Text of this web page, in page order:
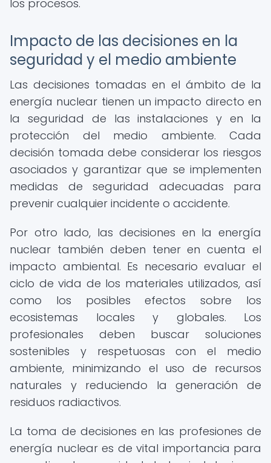
los procesos.
Impacto de las decisiones en la
seguridad y el medio ambiente
Las decisiones tomadas en el ámbito de la
energía nuclear tienen un impacto directo en
la seguridad de las instalaciones y en la
protección del medio ambiente. Cada
decisión tomada debe considerar los riesgos
asociados y garantizar que se implementen
medidas de seguridad adecuadas para
prevenir cualquier incidente o accidente.
Por otro lado, las decisiones en la energía
nuclear también deben tener en cuenta el
impacto ambiental. Es necesario evaluar el
ciclo de vida de los materiales utilizados, así
como los posibles efectos sobre los
ecosistemas locales y globales. Los
profesionales deben buscar soluciones
sostenibles y respetuosas con el medio
ambiente, minimizando el uso de recursos
naturales y reduciendo la generación de
residuos radiactivos.
La toma de decisiones en las profesiones de
energía nuclear es de vital importancia para